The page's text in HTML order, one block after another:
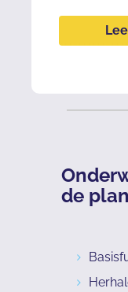
Onderwerpen die nog op
de